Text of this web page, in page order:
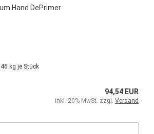
Hand DePrimer
kg je Stück
94,54 EUR
inkl. 20% MwSt. zzgl. Versand